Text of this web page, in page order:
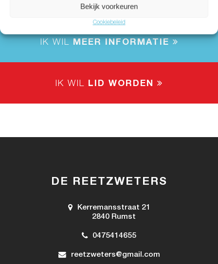
Bekijk voorkeuren
Cookiebeleid
IK WIL MEER INFORMATIE
IK WIL LID WORDEN
DE REETZWETERS
Kerremansstraat 21
2840 Rumst
0475414655
reetzweters@gmail.com